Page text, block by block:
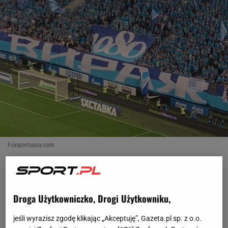
Foxsportsasia.com
Droga Użytkowniczko, Drogi Użytkowniku,
jeśli wyrazisz zgodę klikając „Akceptuję”, Gazeta.pl sp. z o.o.